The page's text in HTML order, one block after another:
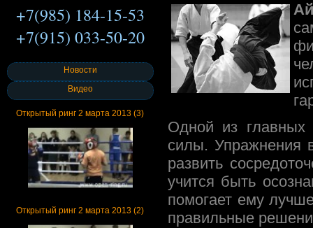
+7(985) 184-15-53
+7(915) 033-50-20
Новости
Видео
Открытый ринг 2 марта 2013 (3)
Открытый ринг 2 марта 2013 (2)
Одной из главных
силы. Упражнения
развить
учится быть
помогает ему
правильные